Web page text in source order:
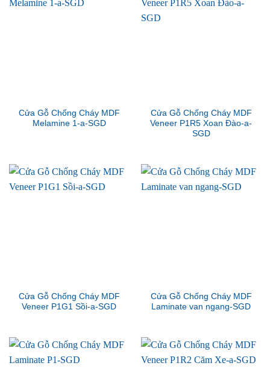
Cửa Gỗ Chống Cháy MDF
Melamine 1-a-SGD
Cửa Gỗ Chống Cháy MDF
Veneer P1R5 Xoan Đào-a-
SGD
Cửa Gỗ Chống Cháy MDF
Veneer P1G1 Sồi-a-SGD
Cửa Gỗ Chống Cháy MDF
Laminate van ngang-SGD